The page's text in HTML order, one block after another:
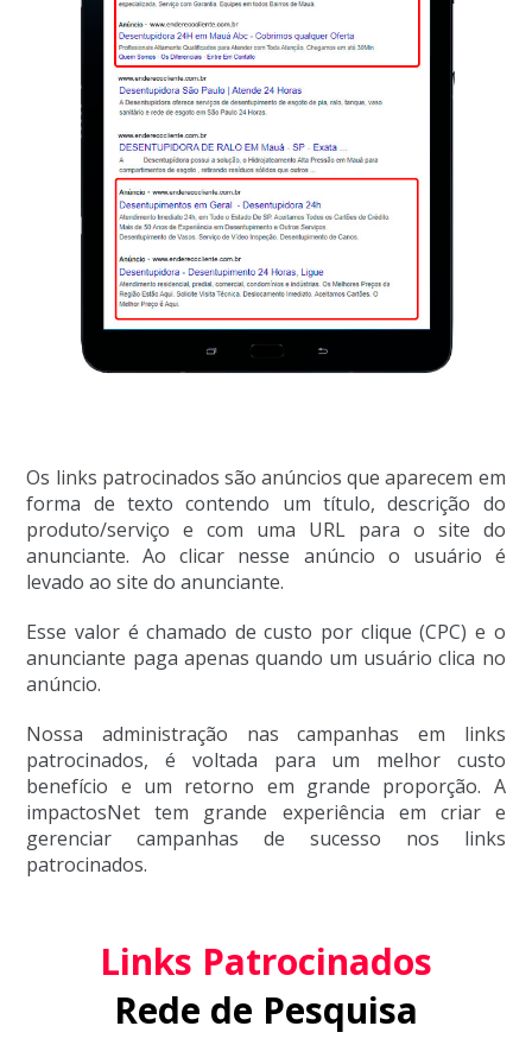
Os links patrocinados são anúncios que aparecem em
forma de texto contendo um título, descrição do
produto/serviço e com uma URL para o site do
anunciante. Ao clicar nesse anúncio o usuário é
levado ao site do anunciante.
Esse valor é chamado de custo por clique (CPC) e o
anunciante paga apenas quando um usuário clica no
anúncio.
Nossa administração nas campanhas em links
patrocinados, é voltada para um melhor custo
benefício e um retorno em grande proporção. A
impactosNet tem grande experiência em criar e
gerenciar campanhas de sucesso nos links
patrocinados.
Links Patrocinados
Rede de Pesquisa